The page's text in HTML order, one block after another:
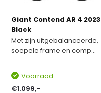
Giant Contend AR 4 2023
Black
Met zijn uitgebalanceerde,
soepele frame en comp...
Voorraad
€1.099,-